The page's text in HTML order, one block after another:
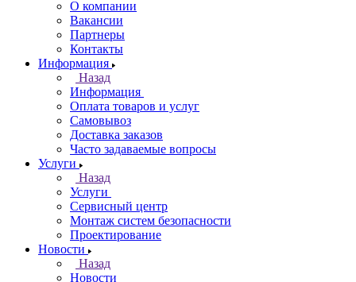
О компании
Вакансии
Партнеры
Контакты
Информация
Назад
Информация
Оплата товаров и услуг
Самовывоз
Доставка заказов
Часто задаваемые вопросы
Услуги
Назад
Услуги
Сервисный центр
Монтаж систем безопасности
Проектирование
Новости
Назад
Новости